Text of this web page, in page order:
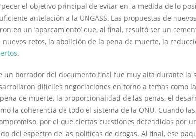
el objetivo principal de evitar en la medida de lo
antelación a la UNGASS. Las propuestas de
en un ‘aparcamiento’ que, al final, resultó ser un
retos, la abolición de la pena de muerte, la
.
un borrador del documento final fue muy alta durante la
difíciles negociaciones en torno a temas como
de muerte, la proporcionalidad de las penas, el
la coherencia de todo el sistema de la ONU. Cuando
por el que ciertas cuestiones defendidas por
del espectro de las políticas de drogas. Al final, ese